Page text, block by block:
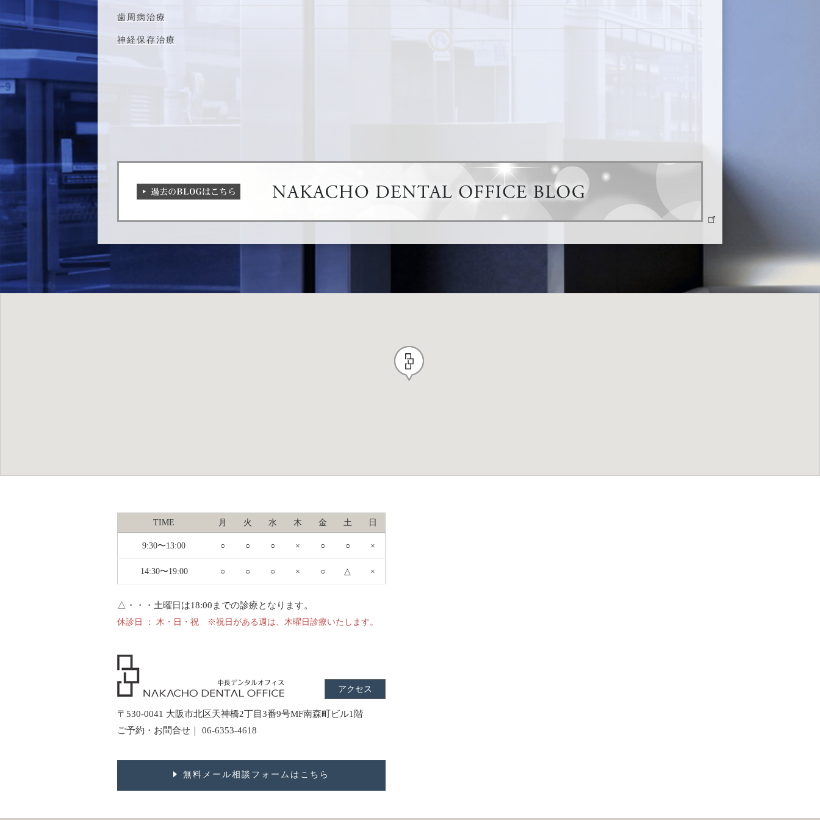
歯周病治療
神経保存治療
TIME 月 火 水 木 金 土 日
9:30〜13:00 ○ ○ ○ × ○ ○ ×
14:30〜19:00 ○ ○ ○ × ○ △ ×
△・・・土曜日は18:00までの診療となります。
休診日 ： 木・日・祝 ※祝日がある週は、木曜日診療いたします。
アクセス
〒530-0041 大阪市北区天神橋2丁目3番9号MF南森町ビル1階
ご予約・お問合せ｜ 06-6353-4618
無料メール相談フォームはこちら